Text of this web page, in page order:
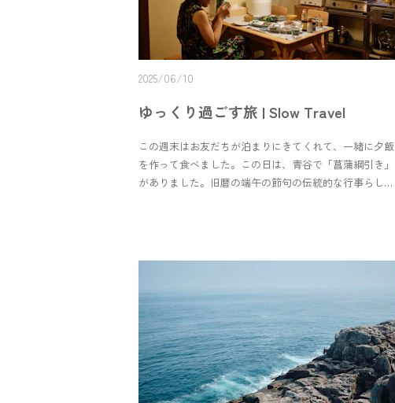
2025/06/10
ゆっくり過ごす旅 | Slow Travel
この週末はお友だちが泊まりにきてくれて、一緒に夕飯
を作って食べました。この日は、青谷で「菖蒲綱引き」
がありました。旧暦の端午の節句の伝統的な行事らしい
刺身、鹿肉の燻製、焼きそら豆、きゅうりのたたき、、
などなどゆっくりご飯を食べながらお酒も少し飲んで楽
しい時間を過ごせました☺️楽しいと写真を撮るのを忘れ
てしまう…来てくれてありがとう〜🌷県内のゲストさん
にもご宿泊いただく事があります。遠出は難しいけど、
ちょっとゆっくりしたいな。リフレッシュしたいな。と
いう時にもご利用いただけると嬉しいです。静かな青谷